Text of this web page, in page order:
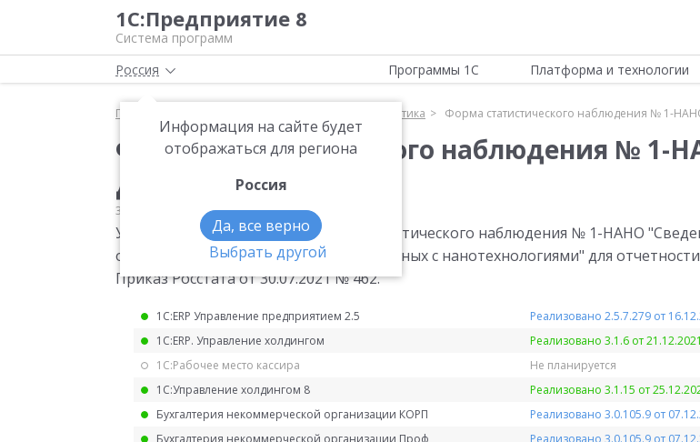
1С:Предприятие 8
Система программ
Россия
Информация на сайте будет
отображаться для региона
Россия
Да, все верно
Выбрать другой
Программы 1С Платформа и технологии
Главная Статистика Форма статистического наблюдения № 1-
Форма статистического наблюдения № 1-
для 2022 года
30.07.2021 Статистика
Утверждена квартальная форма статистического наблюдения № 1-НАНО
отгрузке товаров, работ и услуг, связанных с нанотехнологиями" для
Приказ Росстата от 30.07.2021 № 462.
1С:ERP Управление предприятием 2.5
Реализовано 2.5.7.279 от
1С:ERP. Управление холдингом
Реализовано 3.1.6 от 21.12.2021
1С:Рабочее место кассира
Не планируется
1С:Управление холдингом 8
Реализовано 3.1.15 от
Бухгалтерия некоммерческой организации КОРП
Реализовано 3.0.105.9 от
Бухгалтерия некоммерческой организации Проф
Реализовано 3.0.105.9 от